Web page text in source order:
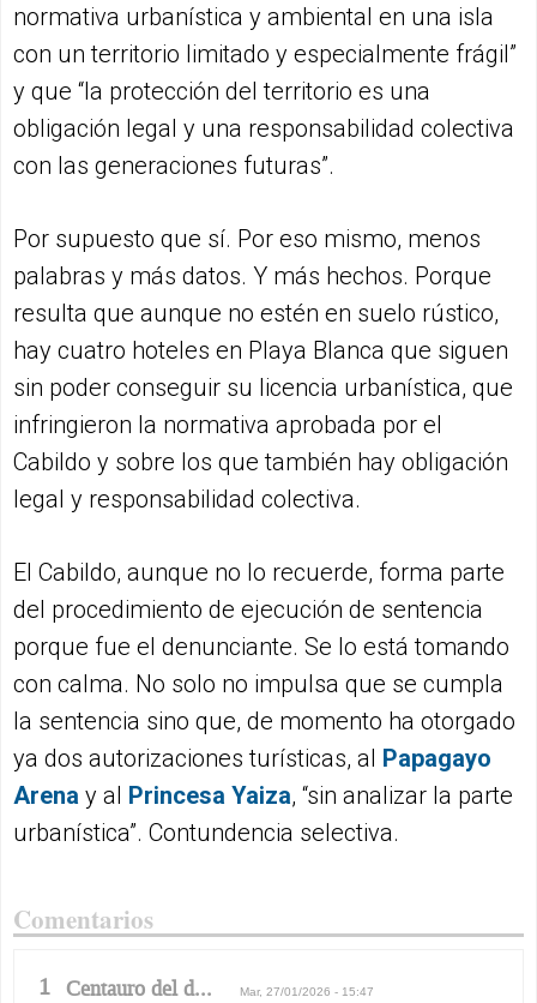
normativa urbanística y ambiental en una isla
con un territorio limitado y especialmente frágil”
y que “la protección del territorio es una
obligación legal y una responsabilidad colectiva
con las generaciones futuras”.
Por supuesto que sí. Por eso mismo, menos
palabras y más datos. Y más hechos. Porque
resulta que aunque no estén en suelo rústico,
hay cuatro hoteles en Playa Blanca que siguen
sin poder conseguir su licencia urbanística, que
infringieron la normativa aprobada por el
Cabildo y sobre los que también hay obligación
legal y responsabilidad colectiva.
El Cabildo, aunque no lo recuerde, forma parte
del procedimiento de ejecución de sentencia
porque fue el denunciante. Se lo está tomando
con calma. No solo no impulsa que se cumpla
la sentencia sino que, de momento ha otorgado
ya dos autorizaciones turísticas, al Papagayo
Arena y al Princesa Yaiza, “sin analizar la parte
urbanística”. Contundencia selectiva.
Comentarios
1 Centauro del d... Mar, 27/01/2026 - 15:47